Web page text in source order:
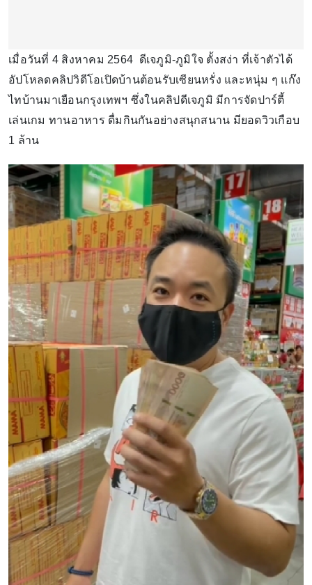
เมื่อวันที่ 4 สิงหาคม 2564 ดีเจภูมิ-ภูมิใจ ตั้งสง่า ที่เจ้าตัวได้
อัปโหลดคลิปวิดีโอเปิดบ้านต้อนรับเซียนหรั่ง และหนุ่ม ๆ แก๊ง
ไทบ้านมาเยือนกรุงเทพฯ ซึ่งในคลิปดีเจภูมิ มีการจัดปาร์ตี้
เล่นเกม ทานอาหาร ดื่มกินกันอย่างสนุกสนาน มียอดวิวเกือบ
1 ล้าน